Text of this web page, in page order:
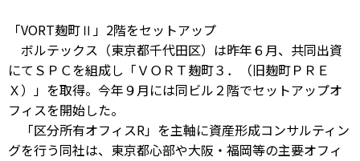
「VORT麹町Ⅱ」2階をセットアップ
ボルテックス（東京都千代田区）は昨年６月、共同出資
にてＳＰＣを組成し「ＶＯＲＴ麹町３．（旧麹町ＰＲＥ
Ｘ）」を取得。今年９月には同ビル２階でセットアップオ
フィスを開始した。
「区分所有オフィスR」を主軸に資産形成コンサルティン
グを行う同社は、東京都心部や大阪・福岡等の主要オフィ